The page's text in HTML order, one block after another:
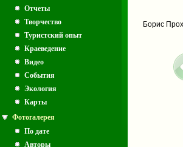
Отчеты
Творчество
Туристский опыт
Краеведение
Видео
События
Экология
Карты
Фотогалерея
По дате
Авторы
Борис